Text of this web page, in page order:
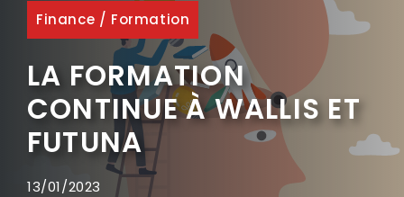
Finance / Formation
LA FORMATION
CONTINUE À WALLIS ET
FUTUNA
13/01/2023